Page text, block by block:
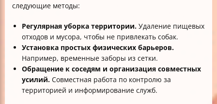
следующие методы:
Регулярная уборка территории. Удаление пищевых
отходов и мусора, чтобы не привлекать собак.
Установка простых физических барьеров.
Например, временные заборы из сетки.
Обращение к соседям и организация совместных
усилий. Совместная работа по контролю за
территорией и информирование служб.